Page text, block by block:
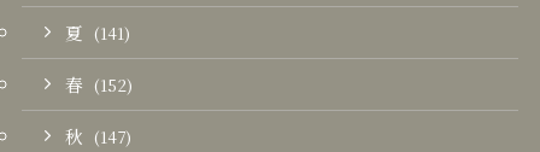
夏 (141)
春 (152)
秋 (147)